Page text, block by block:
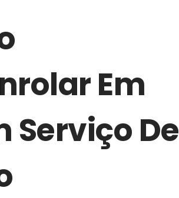
Em
Serviço De